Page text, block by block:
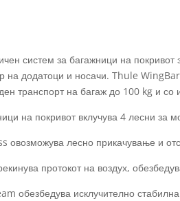
систем за багажници на
на додатоци и носачи. Thule
транспорт на багаж до 100 kg и
на покривот вклучува 4 лесни
овозможува лесно прикачување и
протокот на воздух,
обезбедува исклучително